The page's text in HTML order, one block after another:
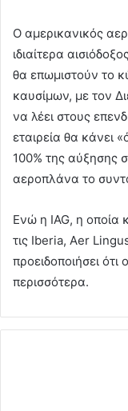
Ο αμερικανικός
ιδιαίτερα
θα επωμιστούν το
καυσίμων, με τον
να λέει στους
εταιρεία θα κάνει
100% της αύξησης
αεροπλάνα το
Ενώ η IAG, η οποία
τις Iberia, Aer
προειδοποιήσει
περισσότερα.